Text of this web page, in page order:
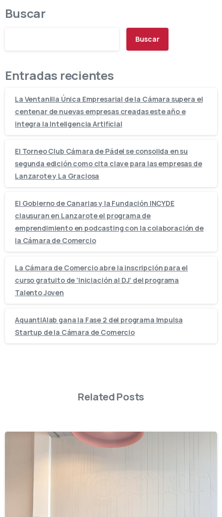
Buscar
Buscar
Entradas recientes
La Ventanilla Única Empresarial de la Cámara supera el
centenar de nuevas empresas creadas este año e
integra la Inteligencia Artificial
El Torneo Club Cámara de Pádel se consolida en su
segunda edición como cita clave para las empresas de
Lanzarote y La Graciosa
El Gobierno de Canarias y la Fundación INCYDE
clausuran en Lanzarote el programa de
emprendimiento en podcasting con la colaboración de
la Cámara de Comercio
La Cámara de Comercio abre la inscripción para el
curso gratuito de ‘Iniciación al DJ’ del programa
Talento Joven
AquantIAlab gana la Fase 2 del programa Impulsa
Startup de la Cámara de Comercio
Related Posts